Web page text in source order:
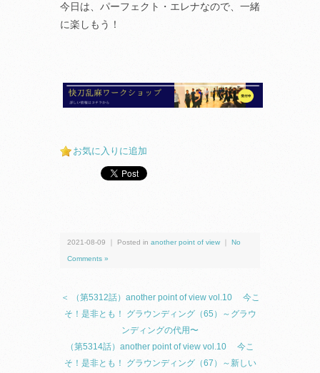
今日は、パーフェクト・エレナなので、一緒
に楽しもう！
お気に入りに追加
2021-08-09 ｜ Posted in another point of view No
Comments »
＜ （第5312話）another point of view vol.10 今こ
そ！是非とも！ グラウンディング（65）～グラウ
ンディングの代用〜
（第5314話）another point of view vol.10 今こ
そ！是非とも！ グラウンディング（67）～新しい